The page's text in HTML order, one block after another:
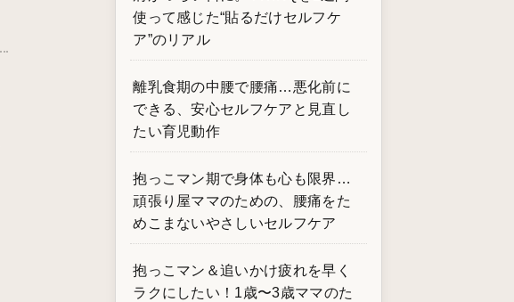
使って感じた“貼るだけセルフケ
ア”のリアル
離乳食期の中腰で腰痛…悪化前に
できる、安心セルフケアと見直し
たい育児動作
抱っこマン期で身体も心も限界…
頑張り屋ママのための、腰痛をた
めこまないやさしいセルフケア
抱っこマン＆追いかけ疲れを早く
ラクにしたい！1歳〜3歳ママのた